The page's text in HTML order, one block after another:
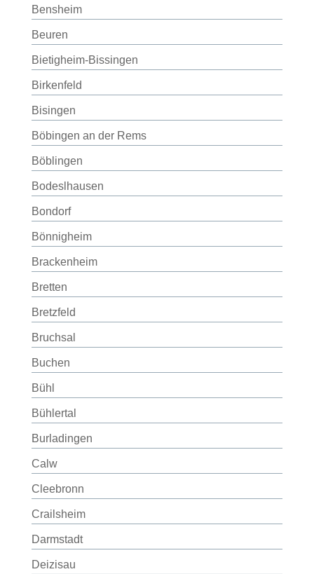
Bensheim
Beuren
Bietigheim-Bissingen
Birkenfeld
Bisingen
Böbingen an der Rems
Böblingen
Bodeslhausen
Bondorf
Bönnigheim
Brackenheim
Bretten
Bretzfeld
Bruchsal
Buchen
Bühl
Bühlertal
Burladingen
Calw
Cleebronn
Crailsheim
Darmstadt
Deizisau